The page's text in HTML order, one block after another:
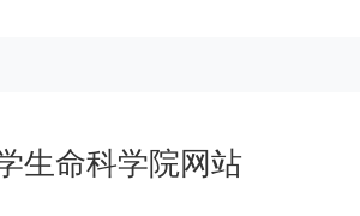
生命科学院网站